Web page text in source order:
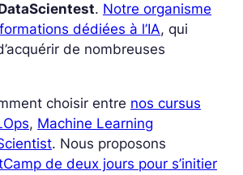
. Notre organisme
dédiées à l’IA, qui
de nombreuses
choisir entre nos cursus
, Machine Learning
. Nous proposons
de deux jours pour s’initier